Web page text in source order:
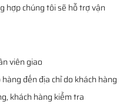
hợp chúng tôi sẽ hỗ trợ vận
viên giao
đến địa chỉ do khách hàng
khách hàng kiểm tra